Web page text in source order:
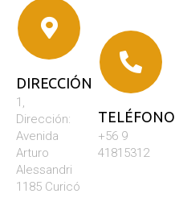
DIRECCIÓN
1,
Dirección:
Avenida
Arturo
Alessandri
1185 Curicó
TELÉFONO
+56 9
41815312